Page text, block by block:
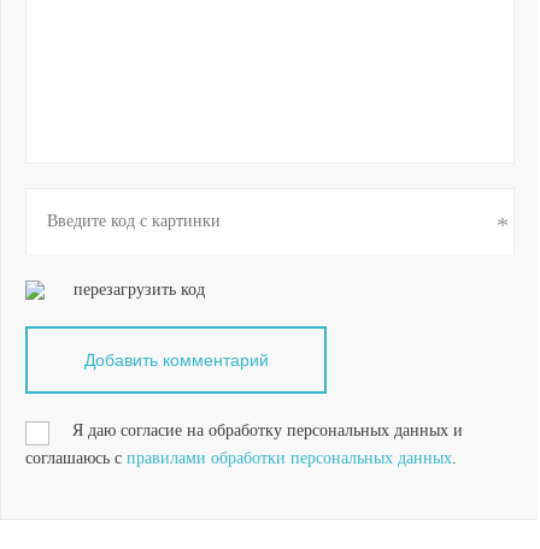
перезагрузить код
Я даю согласие на обработку персональных данных и
соглашаюсь с правилами обработки персональных данных